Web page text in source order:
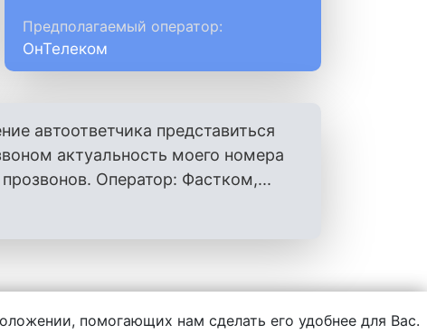
Предполагаемый оператор:
ОнТелеком
автоответчика представиться
актуальность моего номера
Оператор: Фастком,...
написанной пользователями.
помогающих нам сделать его удобнее для Вас.